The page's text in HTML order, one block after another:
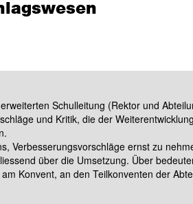
Schulleitung (Rektor und
und Kritik, die der
Verbesserungsvorschläge ernst zu
über die Umsetzung. Über
Konvent, an den Teilkonventen der